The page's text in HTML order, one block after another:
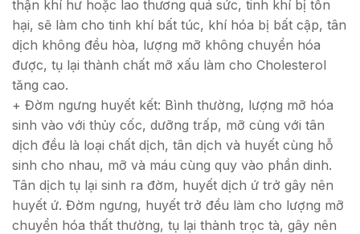
thận khí hư hoặc lao thương quá sức, tinh khí bị tổn
hại, sẽ làm cho tinh khí bất túc, khí hóa bị bất cập, tân
dịch không đều hòa, lượng mỡ không chuyển hóa
được, tụ lại thành chất mỡ xấu làm cho Cholesterol
tăng cao.
+ Đờm ngưng huyết kết: Bình thường, lượng mỡ hóa
sinh vào với thủy cốc, dưỡng trấp, mỡ cùng với tân
dịch đều là loại chất dịch, tân dịch và huyết cùng hỗ
sinh cho nhau, mỡ và máu cùng quy vào phần dinh.
Tân dịch tụ lại sinh ra đờm, huyết dịch ứ trở gây nên
huyết ứ. Đờm ngưng, huyết trở đều làm cho lượng mỡ
chuyển hóa thất thường, tụ lại thành trọc tà, gây nên